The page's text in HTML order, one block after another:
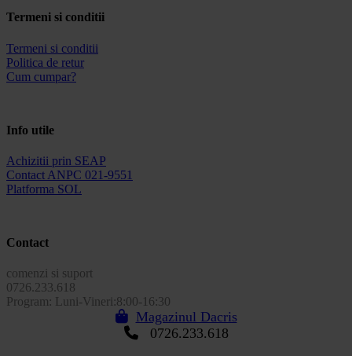
Termeni si conditii
Termeni si conditii
Politica de retur
Cum cumpar?
Info utile
Achizitii prin SEAP
Contact ANPC 021-9551
Platforma SOL
Contact
comenzi si suport
0726.233.618
Program: Luni-Vineri:8:00-16:30
Magazinul Dacris
0726.233.618